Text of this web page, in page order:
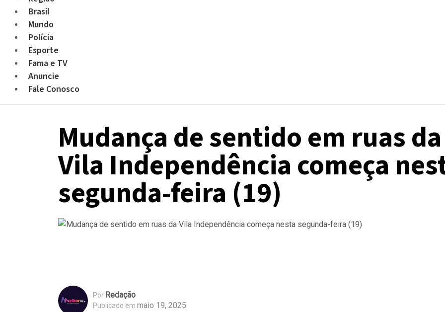
Brasil
Mundo
Polícia
Esporte
Fama e TV
Anuncie
Fale Conosco
Mudança de sentido em ruas da
Vila Independência começa
segunda-feira (19)
Por Redação
Publicado em maio 19, 2025